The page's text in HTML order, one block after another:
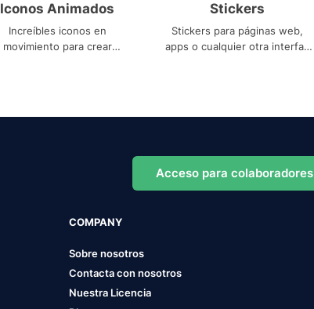
Iconos Animados
Increíbles iconos en
movimiento para crear
Stickers
Stickers para páginas web,
apps o cualquier otra interfaz
Acceso para colaboradores
COMPANY
Sobre nosotros
Contacta con nosotros
Nuestra Licencia